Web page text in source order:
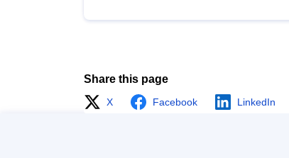
Share this page
X Facebook LinkedIn